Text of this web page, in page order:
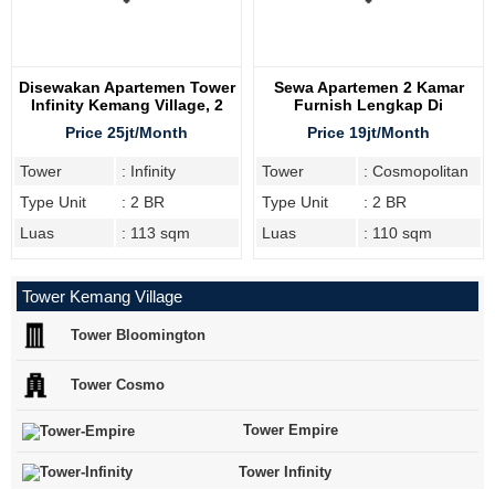
Disewakan Apartemen Tower
Infinity Kemang Village, 2
Bedroom
Price 25jt/Month
Tower
: Infinity
Type Unit
: 2 BR
Luas
: 113 sqm
Sewa Apartemen 2 Kamar
Furnish Lengkap Di
Cosmopolitan Tower
Price 19jt/Month
Tower
: Cosmopolitan
Type Unit
: 2 BR
Luas
: 110 sqm
Tower Kemang Village
Tower Bloomington
Tower Cosmo
Tower Empire
Tower Infinity